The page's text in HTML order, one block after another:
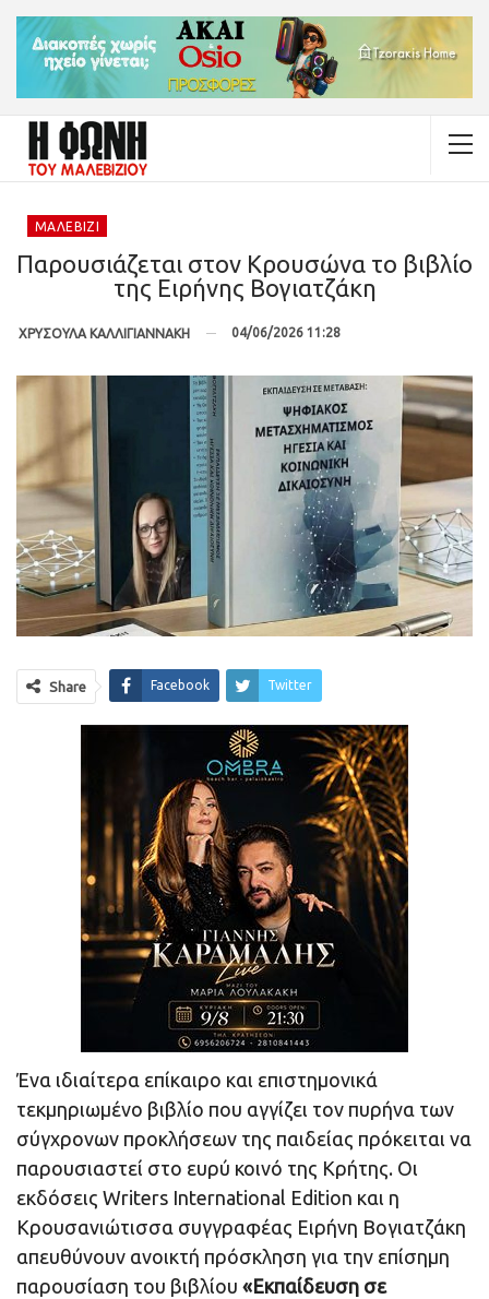
ΜΑΛΕΒΊΖΙ
Παρουσιάζεται στον Κρουσώνα το βιβλίο
της Ειρήνης Βογιατζάκη
ΧΡΥΣΟΥΛΑ ΚΑΛΛΙΓΙΑΝΝΑΚΗ 04/06/2026 11:28
Share Facebook Twitter
Ένα ιδιαίτερα επίκαιρο και επιστημονικά
τεκμηριωμένο βιβλίο που αγγίζει τον πυρήνα των
σύγχρονων προκλήσεων της παιδείας πρόκειται να
παρουσιαστεί στο ευρύ κοινό της Κρήτης. Οι
εκδόσεις Writers International Edition και η
Κρουσανιώτισσα συγγραφέας Ειρήνη Βογιατζάκη
απευθύνουν ανοικτή πρόσκληση για την επίσημη
παρουσίαση του βιβλίου «Εκπαίδευση σε